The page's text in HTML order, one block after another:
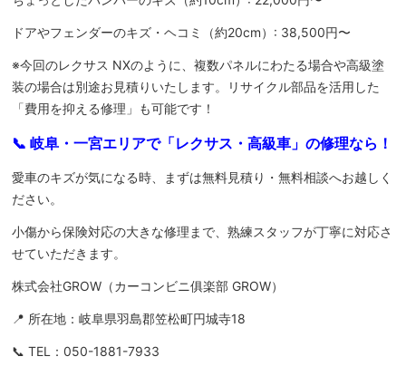
ドアやフェンダーのキズ・ヘコミ（約20cm）: 38,500円〜
※今回のレクサス NXのように、複数パネルにわたる場合や高級塗
装の場合は別途お見積りいたします。リサイクル部品を活用した
「費用を抑える修理」も可能です！
📞 岐阜・一宮エリアで「レクサス・高級車」の修理なら！
愛車のキズが気になる時、まずは無料見積り・無料相談へお越しく
ださい。
小傷から保険対応の大きな修理まで、熟練スタッフが丁寧に対応さ
せていただきます。
株式会社GROW（カーコンビニ俱楽部 GROW）
📍 所在地：岐阜県羽島郡笠松町円城寺18
📞 TEL：050-1881-7933